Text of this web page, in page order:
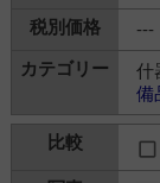
---
什
備